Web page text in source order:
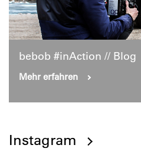
bebob #inAction // Blog
Mehr erfahren
Instagram